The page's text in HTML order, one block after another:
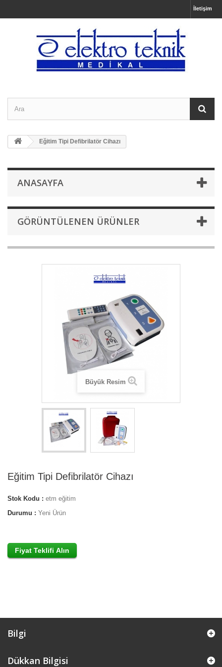
İletişim
Eğitim Tipi Defibrilatör Cihazı
ANASAYFA
GÖRÜNTÜLENEN ÜRÜNLER
Büyük Resim
Eğitim Tipi Defibrilatör Cihazı
Stok Kodu : etm eğitim
Durumu : Yeni Ürün
Bilgi
Dükkan Bilgisi